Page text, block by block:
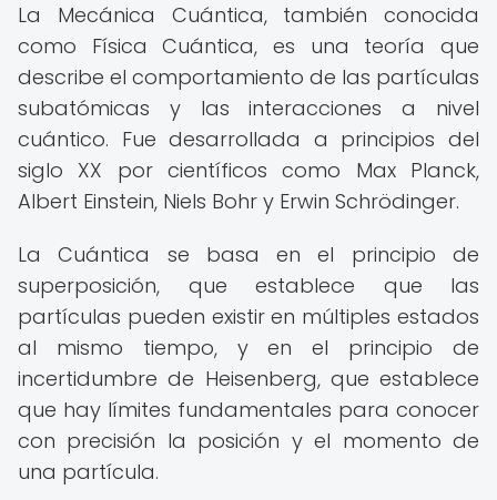
La Mecánica Cuántica, también conocida
como Física Cuántica, es una teoría que
describe el comportamiento de las partículas
subatómicas y las interacciones a nivel
cuántico. Fue desarrollada a principios del
siglo XX por científicos como Max Planck,
Albert Einstein, Niels Bohr y Erwin Schrödinger.
La Cuántica se basa en el principio de
superposición, que establece que las
partículas pueden existir en múltiples estados
al mismo tiempo, y en el principio de
incertidumbre de Heisenberg, que establece
que hay límites fundamentales para conocer
con precisión la posición y el momento de
una partícula.